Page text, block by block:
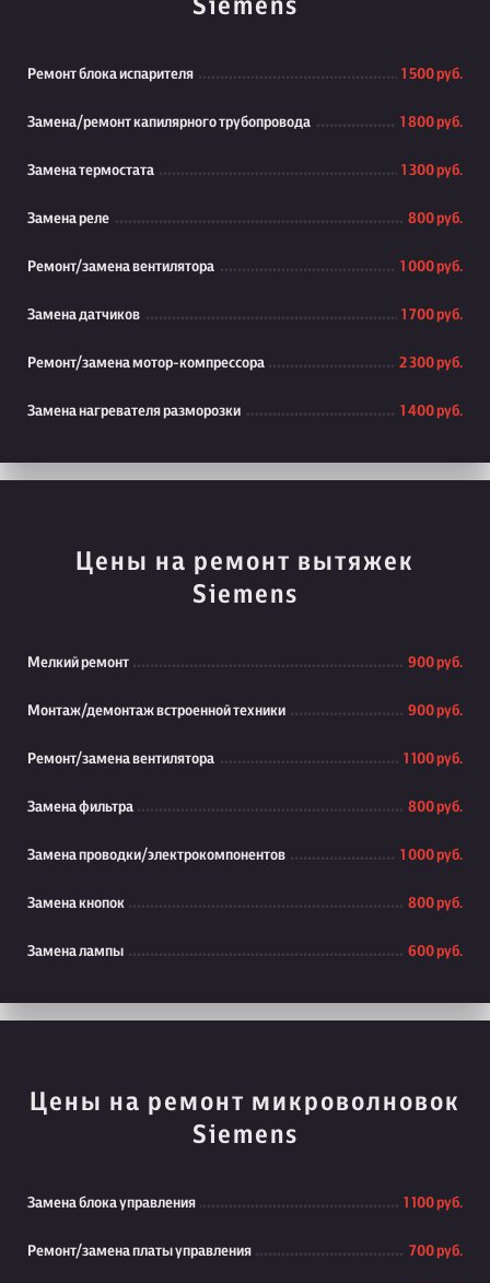
Siemens
Ремонт блока испарителя 1 500 руб.
Замена/ремонт капилярного трубопровода 1 800 руб.
Замена термостата 1 300 руб.
Замена реле 800 руб.
Ремонт/замена вентилятора 1 000 руб.
Замена датчиков 1 700 руб.
Ремонт/замена мотор-компрессора 2 300 руб.
Замена нагревателя разморозки 1 400 руб.
Цены на ремонт вытяжек
Siemens
Мелкий ремонт 900 руб.
Монтаж/демонтаж встроенной техники 900 руб.
Ремонт/замена вентилятора 1 100 руб.
Замена фильтра 800 руб.
Замена проводки/электрокомпонентов 1 000 руб.
Замена кнопок 800 руб.
Замена лампы 600 руб.
Цены на ремонт микроволновок
Siemens
Замена блока управления 1 100 руб.
Ремонт/замена платы управления 700 руб.